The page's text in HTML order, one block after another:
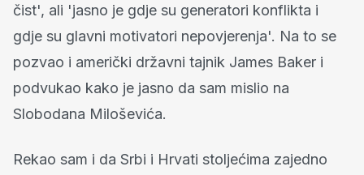
čist', ali 'jasno je gdje su generatori konflikta i
gdje su glavni motivatori nepovjerenja'. Na to se
pozvao i američki državni tajnik James Baker i
podvukao kako je jasno da sam mislio na
Slobodana Miloševića.
Rekao sam i da Srbi i Hrvati stoljećima zajedno